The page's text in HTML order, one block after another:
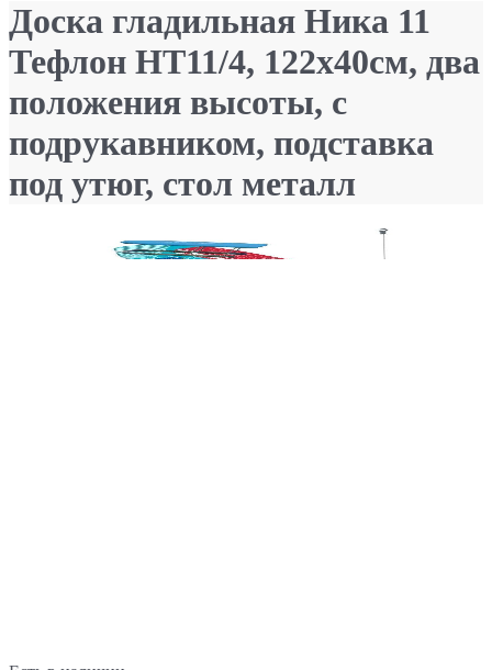
Доска гладильная Ника 11
Тефлон НТ11/4, 122x40см, два
положения высоты, с
подрукавником, подставка
под утюг, стол металл